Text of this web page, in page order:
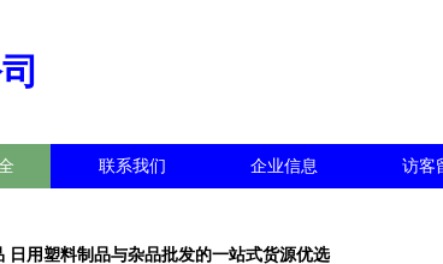
联系我们 企业信息 访客
日用塑料制品与杂品批发的一站式货源优选